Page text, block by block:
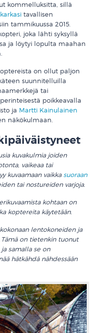
kommelluksitta, sillä
tavallisen
tammikuussa 2015.
joka lähti syksyllä
ja löytyi lopulta maahan
on ollut paljon
suunnitelluilla
tai
poikkeavalla
ja Martti Kainulainen
näkökulmaan.
kuvakulmia joiden
vaikeaa tai
kuvaamaan vaikka suoraan
tai nostureiden varjoja.
kohtaan on
koptereita käytetään.
lentokoneiden ja
on tietenkin tuonut
samalla se on
hätkähdä nähdessään